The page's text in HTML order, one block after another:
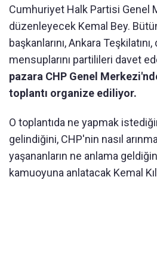
Cumhuriyet Halk Partisi Genel
düzenleyecek Kemal Bey.
başkanlarını, Ankara
mensuplarını partilileri davet
pazara CHP Genel
toplantı organize ediliyor.
O toplantıda ne yapmak
gelindiğini, CHP'nin nasıl
yaşananların ne anlama
kamuoyuna anlatacak Kemal